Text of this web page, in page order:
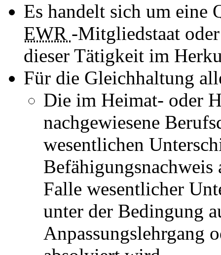
Es handelt sich um
EWR -Mitgliedstaat
dieser Tätigkeit im
Für die Gleichhaltung
Die im Heimat- oder
nachgewiesene
wesentlichen
Falle wesentlicher
unter der Bedingung
Anpassungslehrgang